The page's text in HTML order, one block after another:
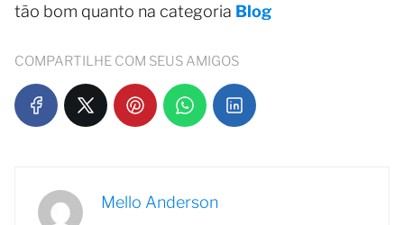
tão bom quanto na categoria Blog
COMPARTILHE COM SEUS AMIGOS
Mello Anderson